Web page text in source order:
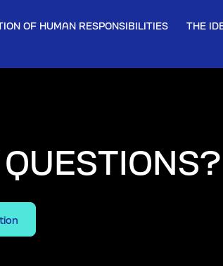
OF HUMAN RESPONSIBILITIES THE